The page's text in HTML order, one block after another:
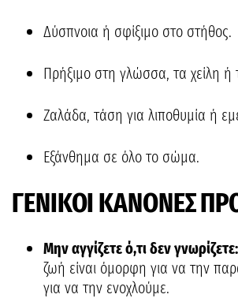
Δύσπνοια ή σφίξιμο στο στήθος.
Πρήξιμο στη γλώσσα, τα χείλη
Ζαλάδα, τάση για λιποθυμία ή
Εξάνθημα σε όλο το σώμα.
ΓΕΝΙΚΟΙ ΚΑΝΟΝΕΣ
Μην αγγίζετε ό,τι δεν γνωρίζετε:
ζωή είναι όμορφη για να την
για να την ενοχλούμε.